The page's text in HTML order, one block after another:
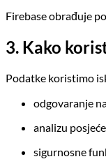
Firebase obrađuje
3. Kako
Podatke koristimo
odgovaranje
analizu
sigurnosne